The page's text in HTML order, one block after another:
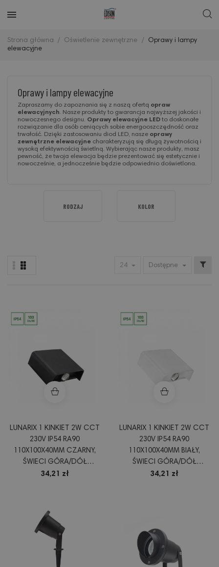
Strona główna Oświetlenie zewnętrzne
Oprawy i lampy
elewacyjne
Oprawy i lampy elewacyjne
Zapraszamy do zapoznania się z naszą ofertą opraw
elewacyjnych. Nasze produkty to gwarancja najwyższej jakości i
nowoczesnego designu. Oprawy elewacyjne LED to doskonałe
rozwiązanie dla osób ceniących sobie energooszczędność oraz
trwałość. Dzięki zastosowaniu diod LED, nasze oprawy
zewnętrzne elewacyjne charakteryzują się długą żywotnością i
wysoką efektywnością świetlną. Wybierając nasze produkty, masz
pewność, że twoja elewacja będzie prezentować się estetycznie i
nowocześnie, a jednocześnie będzie odpowiednio doświetlona.
RODZAJ KOLOR
24 Dostępne
LUNARIX 1 KINKIET 2W CCT
230V IP54 RA90
110X100X40MM CZARNY,
ŚWIECI GÓRA/DÓŁ
SLIP007015
34,21 zł
LUNARIX 1 KINKIET 2W CCT
230V IP54 RA90
110X100X40MM BIAŁY,
ŚWIECI GÓRA/DÓŁ
SLIP007016
34,21 zł